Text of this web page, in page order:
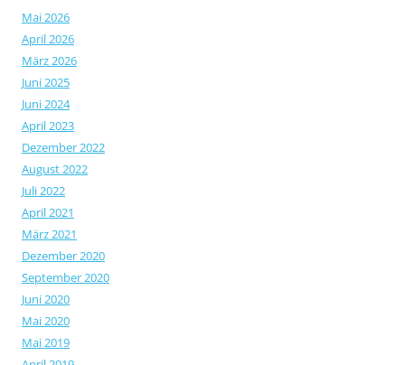
Mai 2026
April 2026
März 2026
Juni 2025
Juni 2024
April 2023
Dezember 2022
August 2022
Juli 2022
April 2021
März 2021
Dezember 2020
September 2020
Juni 2020
Mai 2020
Mai 2019